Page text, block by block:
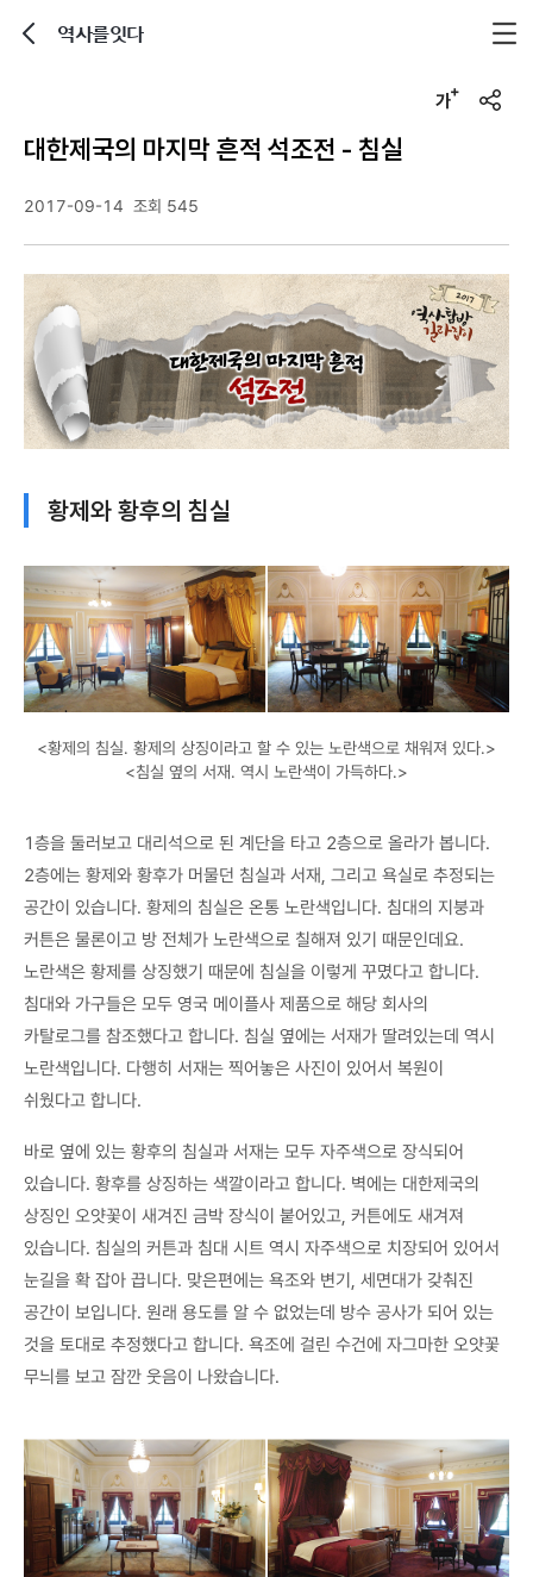
역사를잇다
u
대한제국의 마지막 흔적 석조전 - 침실
2017-09-14 조회 545
황제와 황후의 침실
<황제의 침실. 황제의 상징이라고 할 수 있는 노란색으로 채워져 있다.>
<침실 옆의 서재. 역시 노란색이 가득하다.>
1층을 둘러보고 대리석으로 된 계단을 타고 2층으로 올라가 봅니다.
2층에는 황제와 황후가 머물던 침실과 서재, 그리고 욕실로 추정되는
공간이 있습니다. 황제의 침실은 온통 노란색입니다. 침대의 지붕과
커튼은 물론이고 방 전체가 노란색으로 칠해져 있기 때문인데요.
노란색은 황제를 상징했기 때문에 침실을 이렇게 꾸몄다고 합니다.
침대와 가구들은 모두 영국 메이플사 제품으로 해당 회사의
카탈로그를 참조했다고 합니다. 침실 옆에는 서재가 딸려있는데 역시
노란색입니다. 다행히 서재는 찍어놓은 사진이 있어서 복원이
쉬웠다고 합니다.
바로 옆에 있는 황후의 침실과 서재는 모두 자주색으로 장식되어
있습니다. 황후를 상징하는 색깔이라고 합니다. 벽에는 대한제국의
상징인 오얏꽃이 새겨진 금박 장식이 붙어있고, 커튼에도 새겨져
있습니다. 침실의 커튼과 침대 시트 역시 자주색으로 치장되어 있어서
눈길을 확 잡아 끕니다. 맞은편에는 욕조와 변기, 세면대가 갖춰진
공간이 보입니다. 원래 용도를 알 수 없었는데 방수 공사가 되어 있는
것을 토대로 추정했다고 합니다. 욕조에 걸린 수건에 자그마한 오얏꽃
무늬를 보고 잠깐 웃음이 나왔습니다.